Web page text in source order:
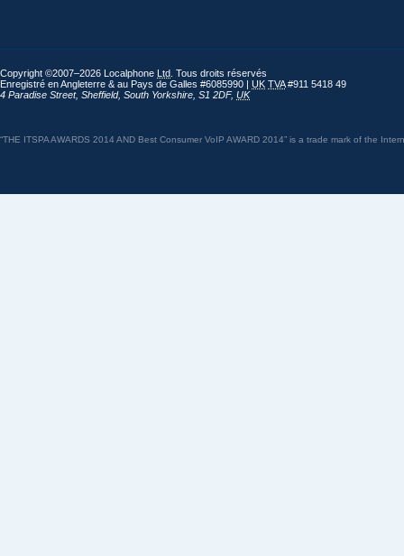
Copyright ©2007–2026 Localphone Ltd . Tous droits réservés
Enregistré en Angleterre & au Pays de Galles #6085990 | UK TVA#911 5418 49
4 Paradise Street, Sheffield, South Yorkshire S1 2DF, UK
“THE ITSPA AWARDS 2014 AND Best Consumer VoIP AWARD 2014” is a trade mark of the